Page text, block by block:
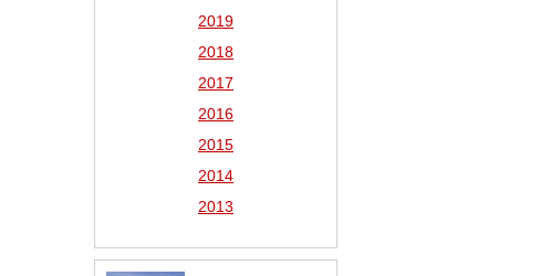
2019
2018
2017
2016
2015
2014
2013